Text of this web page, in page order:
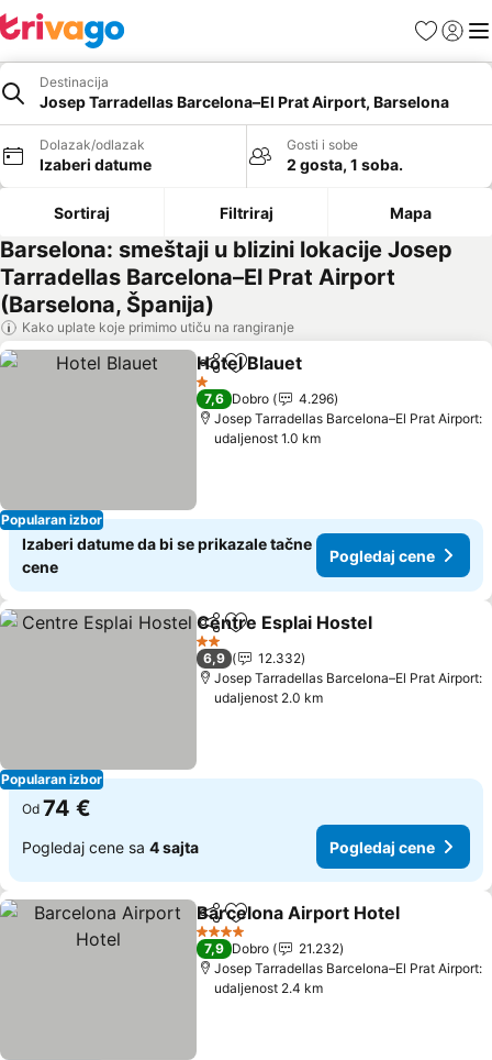
FavoritiPrijavi
Destinacija
Josep Tarradellas Barcelona–El Prat Airport, Barselona
Dolazak/odlazak
Izaberi datume
Gosti i sobe
2 gosta, 1 soba.
Sortiraj Filtriraj Mapa
Barselona: smeštaji u blizini lokacije Josep
Tarradellas Barcelona–El Prat Airport
(Barselona, Španija)
Kako uplate koje primimo utiču na rangiranje
Popularan izbor
Deli Dodati u favorite
Hotel Blauet
1 Zvezdice
7,6 Dobro
4.296
Josep Tarradellas Barcelona–El Prat Airport:
udaljenost 1.0 km
Izaberi datume da bi se prikazale tačne
cene
Pogledaj cene
Popularan izbor
Deli Dodati u favorite
Centre Esplai Hostel
2 Zvezdice
6,9
12.332
Josep Tarradellas Barcelona–El Prat Airport:
udaljenost 2.0 km
Od 74 €
Pogledaj cene sa 4 sajta Pogledaj cene
Deli Dodati u favorite
Barcelona Airport Hotel
4 Zvezdice
7,9 Dobro
21.232
Josep Tarradellas Barcelona–El Prat Airport:
udaljenost 2.4 km